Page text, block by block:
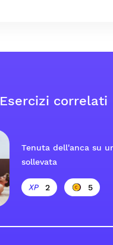
Esercizi correlati
Tenuta dell'anca su
sollevata
2 5